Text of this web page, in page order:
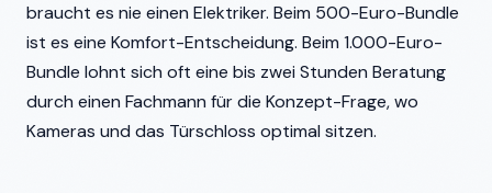
braucht es nie einen Elektriker. Beim 500-Euro-Bundle
ist es eine Komfort-Entscheidung. Beim 1.000-Euro-
Bundle lohnt sich oft eine bis zwei Stunden Beratung
durch einen Fachmann für die Konzept-Frage, wo
Kameras und das Türschloss optimal sitzen.